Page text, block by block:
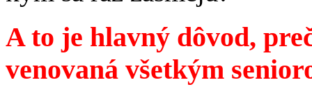
A to je hlavný dôvod,
venovaná všetkým